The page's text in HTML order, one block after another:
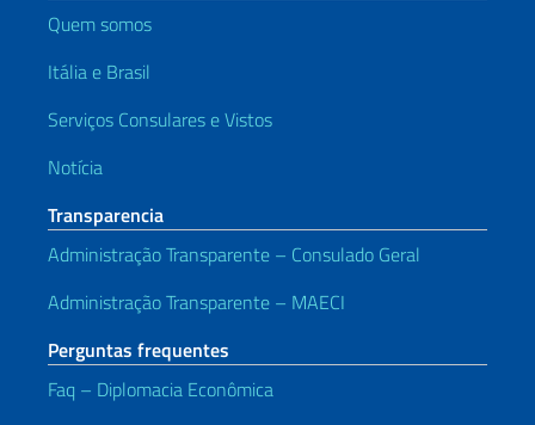
Quem somos
Itália e Brasil
Serviços Consulares e Vistos
Notícia
Transparencia
Administração Transparente – Consulado Geral
Administração Transparente – MAECI
Perguntas frequentes
Faq – Diplomacia Econômica